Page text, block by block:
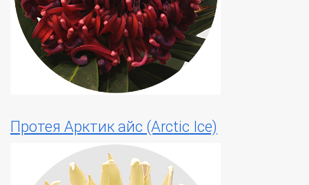
Протея Арктик айс (Arctic Ice)